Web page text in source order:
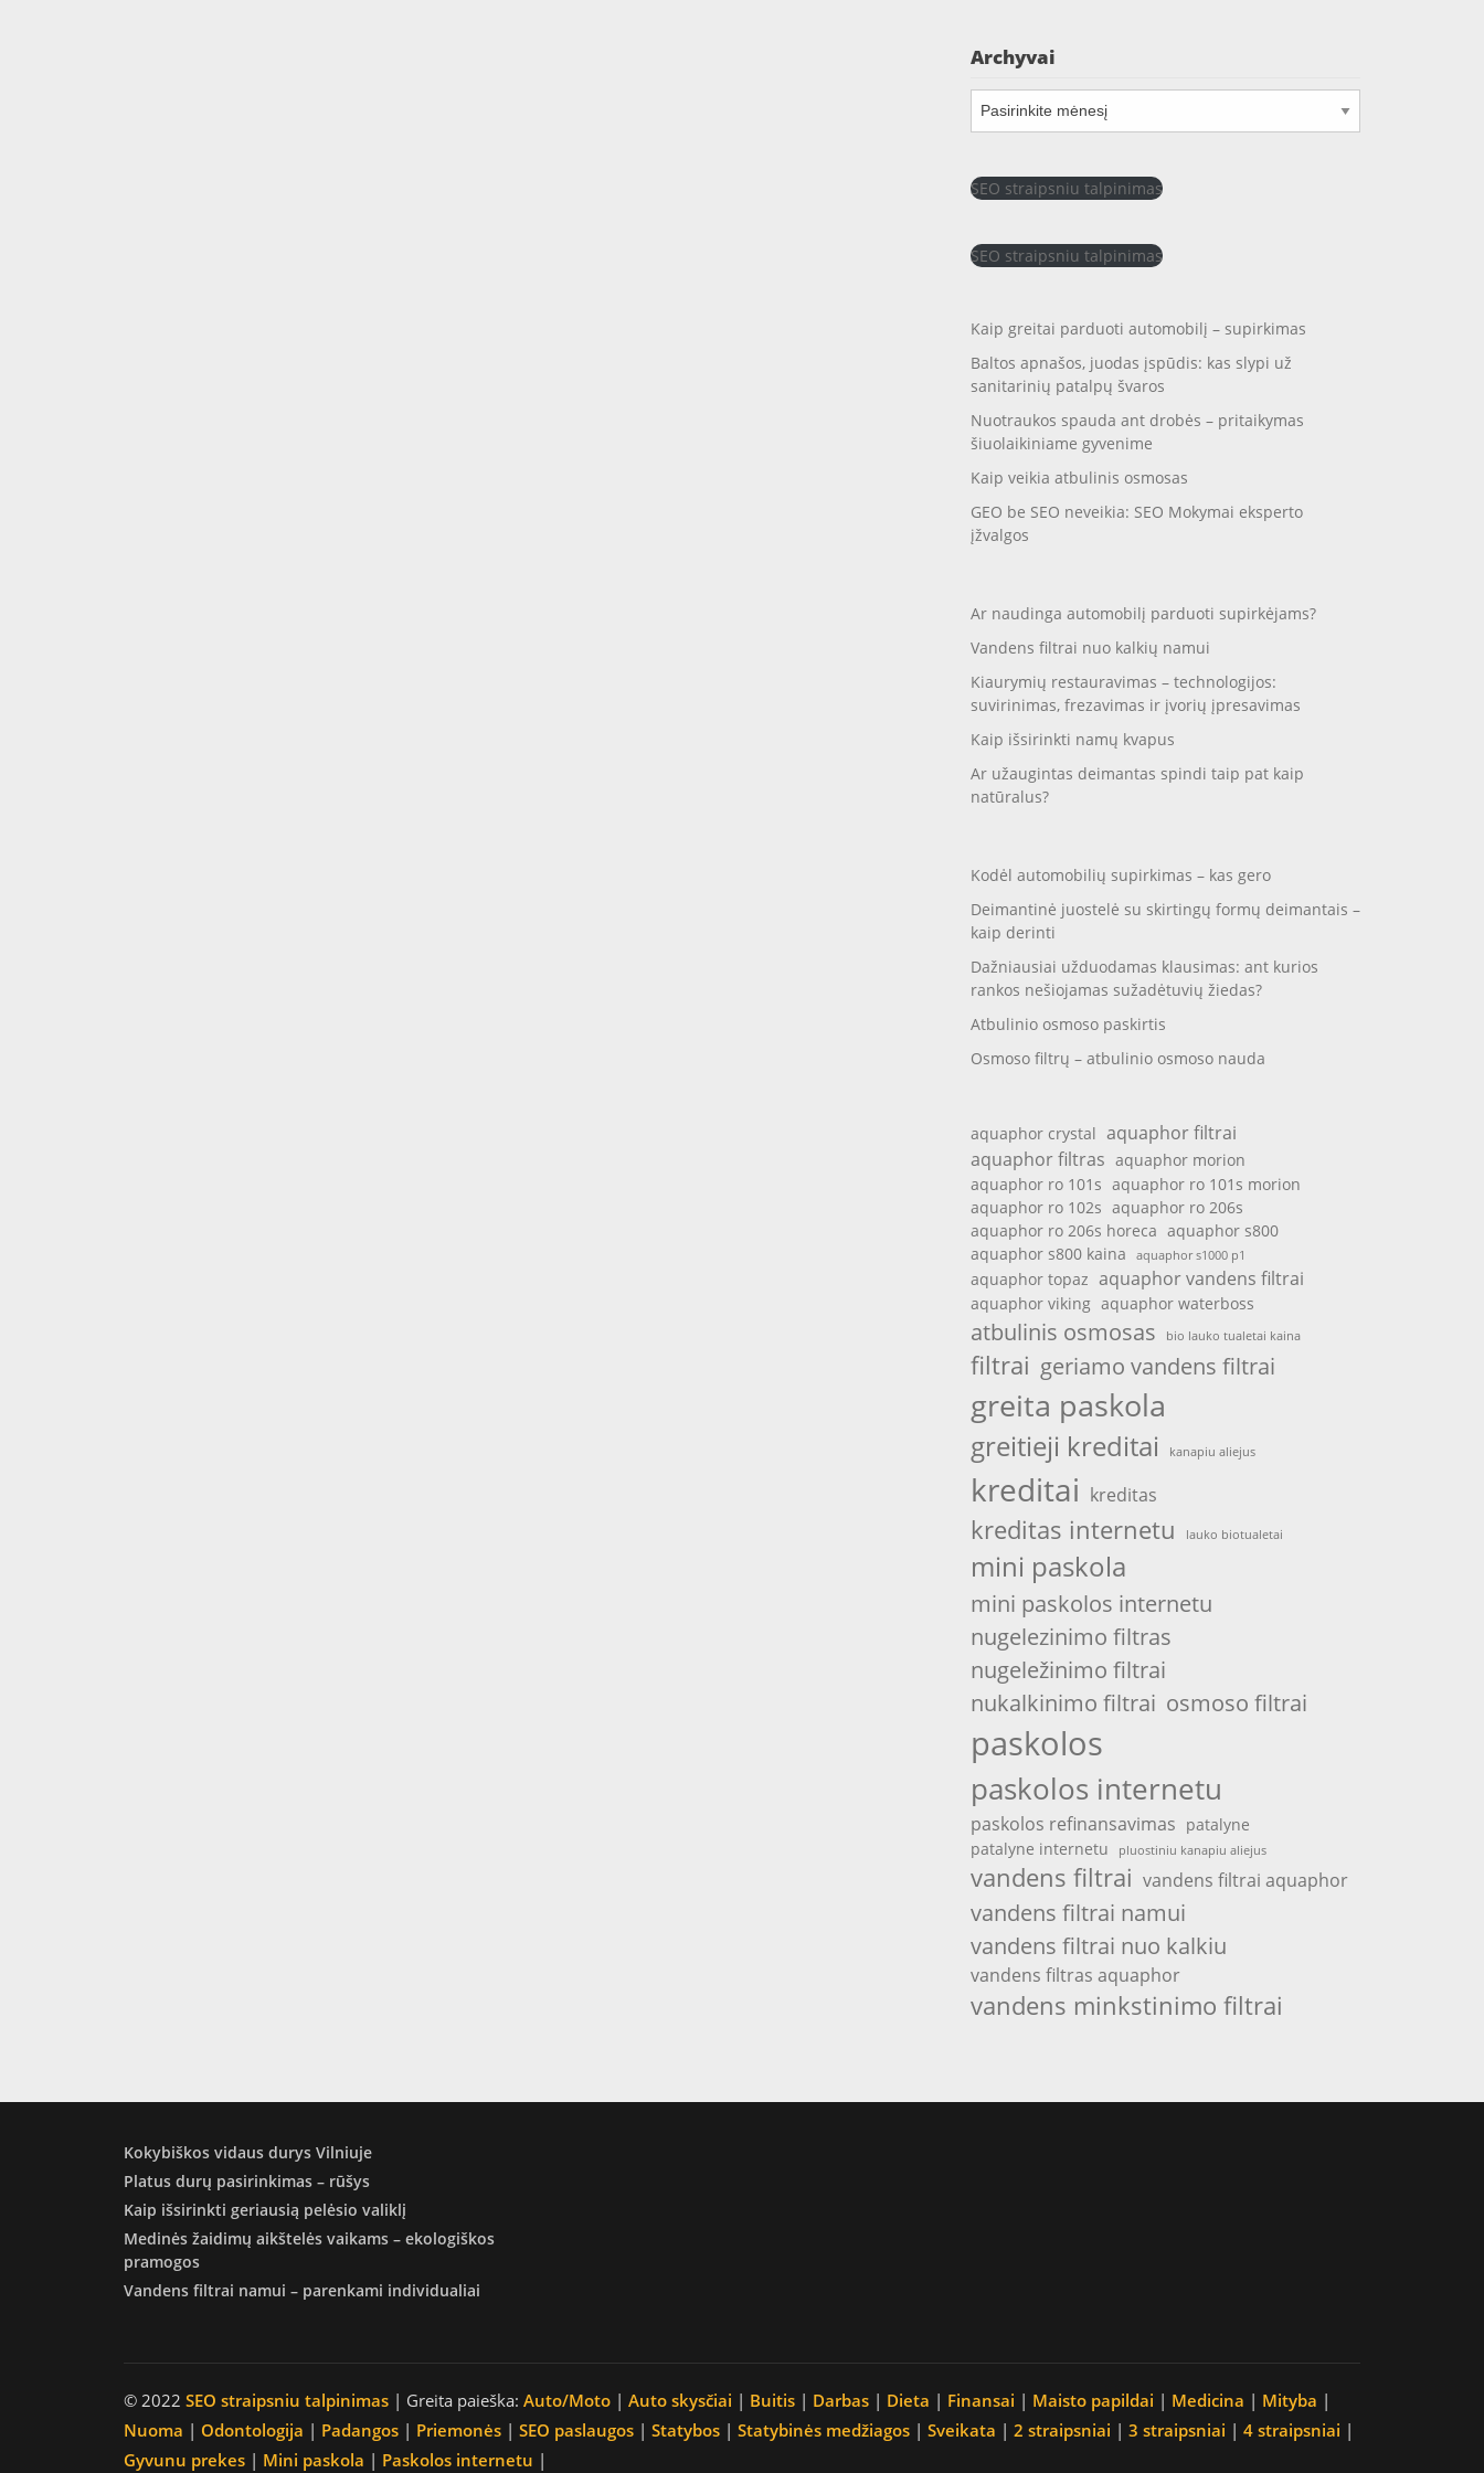
Archyvai
Archyvai
SEO straipsniu talpinimas
SEO straipsniu talpinimas
Kaip greitai parduoti automobilį – supirkimas
Baltos apnašos, juodas įspūdis: kas slypi už
sanitarinių patalpų švaros
Nuotraukos spauda ant drobės – pritaikymas
šiuolaikiniame gyvenime
Kaip veikia atbulinis osmosas
GEO be SEO neveikia: SEO Mokymai eksperto
įžvalgos
Ar naudinga automobilį parduoti supirkėjams?
Vandens filtrai nuo kalkių namui
Kiaurymių restauravimas – technologijos:
suvirinimas, frezavimas ir įvorių įpresavimas
Kaip išsirinkti namų kvapus
Ar užaugintas deimantas spindi taip pat kaip
natūralus?
Kodėl automobilių supirkimas – kas gero
Deimantinė juostelė su skirtingų formų deimantais –
kaip derinti
Dažniausiai užduodamas klausimas: ant kurios
rankos nešiojamas sužadėtuvių žiedas?
Atbulinio osmoso paskirtis
Osmoso filtrų – atbulinio osmoso nauda
aquaphor crystal aquaphor filtrai
aquaphor filtras aquaphor morion
aquaphor ro 101s aquaphor ro 101s morion
aquaphor ro 102s aquaphor ro 206s
aquaphor ro 206s horeca aquaphor s800
aquaphor s800 kaina
aquaphor s1000 p1
aquaphor topaz aquaphor vandens filtrai
aquaphor viking aquaphor waterboss
atbulinis osmosas bio lauko tualetai kaina
filtrai geriamo vandens filtrai
greita paskola
greitieji kreditai kanapiu aliejus
kreditai kreditas
kreditas internetu lauko biotualetai
mini paskola
mini paskolos internetu
nugelezinimo filtras
nugeležinimo filtrai
nukalkinimo filtrai osmoso filtrai
paskolos
paskolos internetu
paskolos refinansavimas patalyne
patalyne internetu
pluostiniu kanapiu aliejus
vandens filtrai vandens filtrai aquaphor
vandens filtrai namui
vandens filtrai nuo kalkiu
vandens filtras aquaphor
vandens minkstinimo filtrai
Kokybiškos vidaus durys Vilniuje
Platus durų pasirinkimas – rūšys
Kaip išsirinkti geriausią pelėsio valiklį
Medinės žaidimų aikštelės vaikams – ekologiškos
pramogos
Vandens filtrai namui – parenkami individualiai
© 2022 SEO straipsniu talpinimas | Greita paieška: Auto/Moto | Auto skysčiai | Buitis | Darbas | Dieta | Finansai | Maisto papildai | Medicina | Mityba |
Nuoma | Odontologija | Padangos | Priemonės | SEO paslaugos | Statybos | Statybinės medžiagos | Sveikata | 2 straipsniai | 3 straipsniai | 4 straipsniai |
Gyvunu prekes | Mini paskola | Paskolos internetu |